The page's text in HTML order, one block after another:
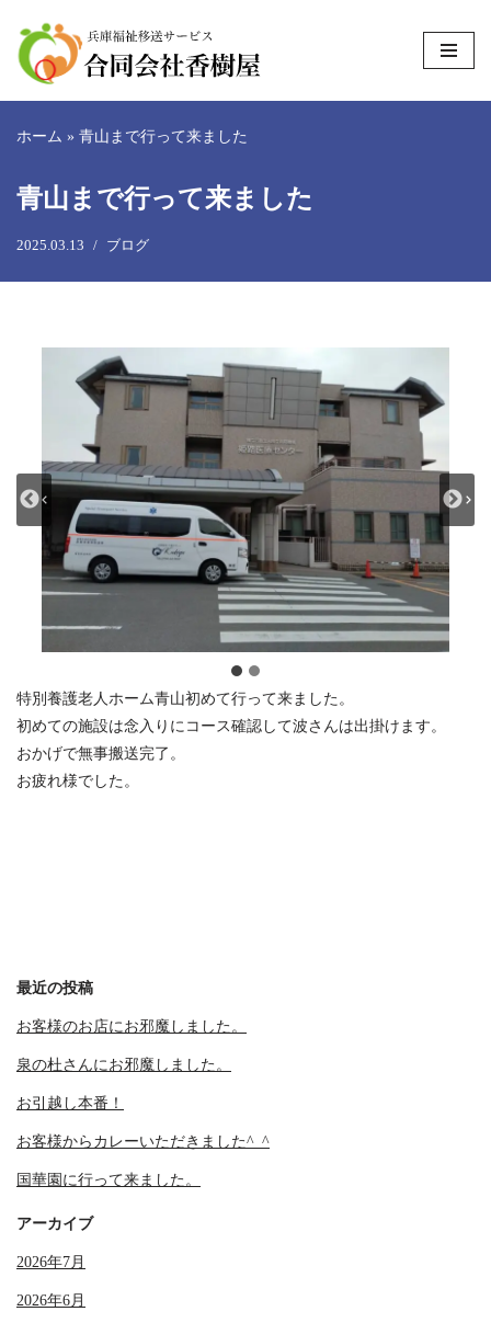
コ
ン
へ
キ
ッ
ホーム » 青山まで行って来ました
青山まで行って来ました
2025.03.13 ブログ
特別養護老人ホーム青山初めて行って来ました。
初めての施設は念入りにコース確認して波さんは出掛けます。
おかげで無事搬送完了。
お疲れ様でした。
最近の投稿
お客様のお店にお邪魔しました。
泉の杜さんにお邪魔しました。
お引越し本番！
お客様からカレーいただきました^_^
国華園に行って来ました。
アーカイブ
2026年7月
2026年6月